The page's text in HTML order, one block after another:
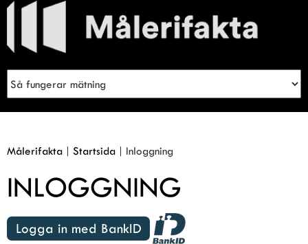
Meny
Målerifakta | Startsida | Inloggning
INLOGGNING
Logga in med BankID
Inloggning
Sök